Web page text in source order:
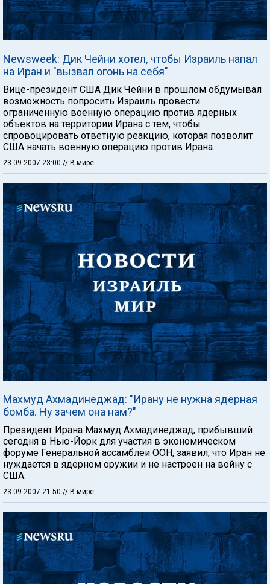
Newsweek: Дик Чейни хотел, чтобы Израиль напал
на Иран и "вызвал огонь на себя"
Вице-президент США Дик Чейни в прошлом обдумывал
возможность попросить Израиль провести
ограниченную военную операцию против ядерных
объектов на территории Ирана с тем, чтобы
спровоцировать ответную реакцию, которая позволит
США начать военную операцию против Ирана.
23.09.2007 23:00 // В мире
Махмуд Ахмадинеджад: "Ирану не нужна ядерная
бомба. Ну зачем она нам?"
Президент Ирана Махмуд Ахмадинеджад, прибывший
сегодня в Нью-Йорк для участия в экономическом
форуме Генеральной ассамблеи ООН, заявил, что Иран не
нуждается в ядерном оружии и не настроен на войну с
США.
23.09.2007 21:50 // В мире